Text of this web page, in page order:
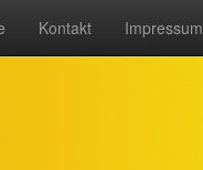
Kontakt Impressum